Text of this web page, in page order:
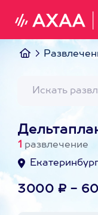
1 развлечение
3000 ₽ -